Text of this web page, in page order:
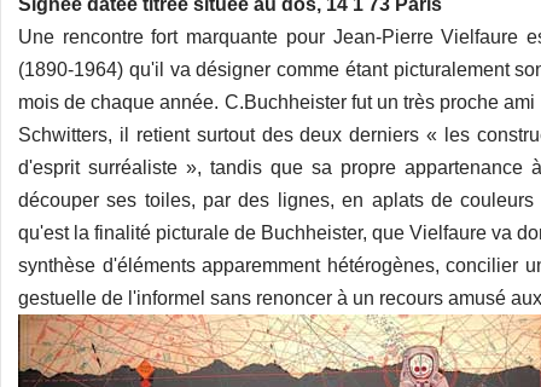
Signée datée titrée située au dos, 14 1 73 Paris
Une rencontre fort marquante pour Jean-Pierre
(1890-1964) qu'il va désigner comme étant picturalement
mois de chaque année. C.Buchheister fut un très proche
Schwitters, il retient surtout des deux derniers « les
d'esprit surréaliste », tandis que sa propre
découper ses toiles, par des lignes, en aplats de
qu'est la finalité picturale de Buchheister, que Vielfaure va
synthèse d'éléments apparemment hétérogènes, concilier
gestuelle de l'informel sans renoncer à un recours amusé